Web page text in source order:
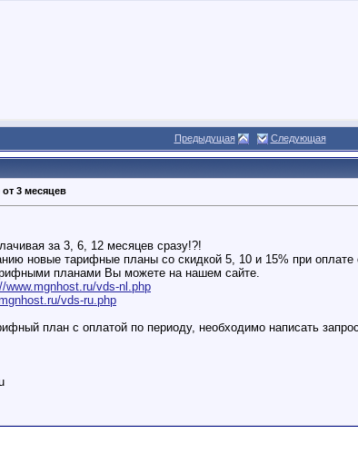
Предыдущая Следующая
3 месяцев
за 3, 6, 12 месяцев сразу!?!
новые тарифные планы со скидкой 5, 10 и 15% при оплате
планами Вы можете на нашем сайте.
www.mgnhost.ru/vds-nl.php
vds-ru.php
план с оплатой по периоду, необходимо написать